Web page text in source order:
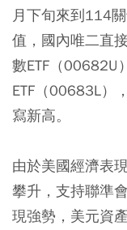
月下旬來到114
值，國內唯二直
數ETF（00682U
ETF（00683L）
寫新高。
由於美國經濟表
攀升，支持聯準
現強勢，美元資